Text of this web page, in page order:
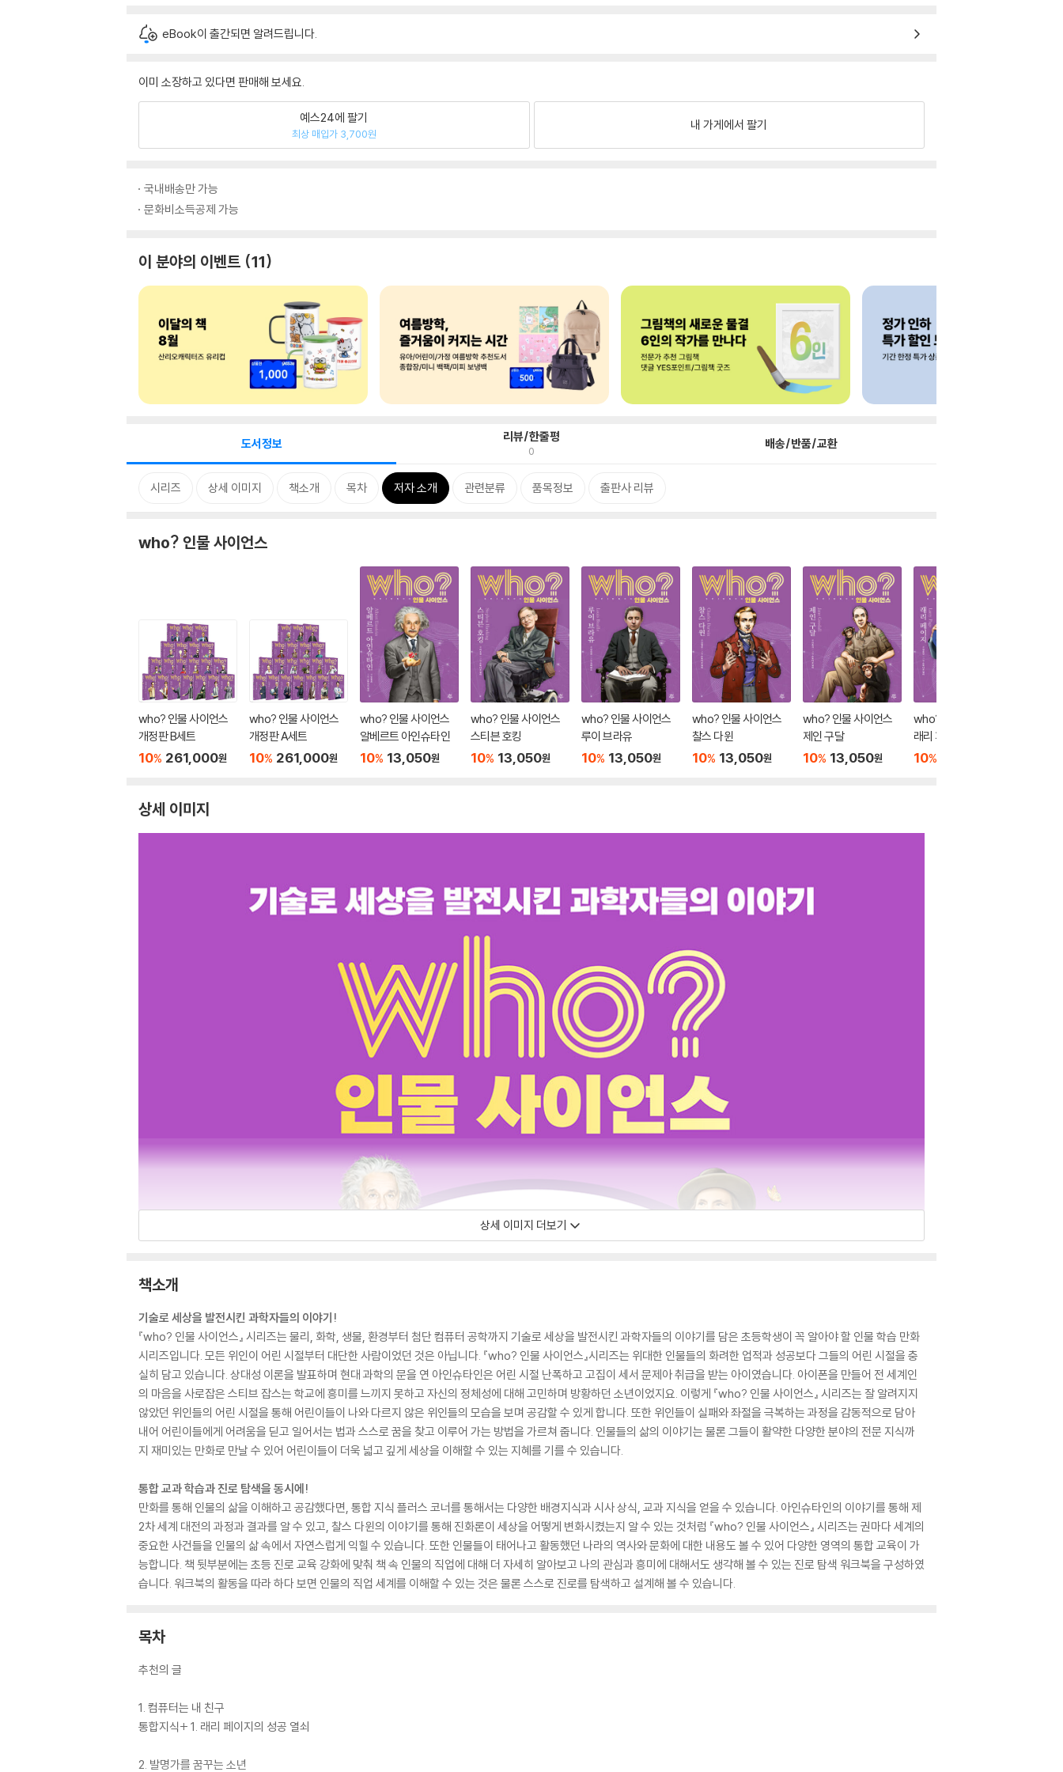
eBook이 출간되면 알려드립니다.
이미 소장하고 있다면 판매해 보세요.
예스24에 팔기
최상 매입가 3,700원
내 가게에서 팔기
국내배송만 가능
문화비소득공제 가능
이 분야의 이벤트 11
도서정보 리뷰/한줄평
0 배송/반품/교환
시리즈 상세 이미지 책소개 목차 저자 소개 관련분류 품목정보 출판사 리뷰
who? 인물 사이언스
who? 인물 사이언스
개정판 B세트
10% 261,000원
who? 인물 사이언스
개정판 A세트
10% 261,000원
who? 인물 사이언스
알베르트 아인슈타인
10% 13,050원
who? 인물 사이언스
스티븐 호킹
10% 13,050원
who? 인물 사이언스
루이 브라유
10% 13,050원
who? 인물 사이언스
찰스 다윈
10% 13,050원
who? 인물 사이언스
제인 구달
10% 13,050원
who? 인물 사이언스
래리 페이지
10%
상세 이미지
상세 이미지 더보기
책소개
기술로 세상을 발전시킨 과학자들의 이야기!
『who? 인물 사이언스』 시리즈는 물리, 화학, 생물, 환경부터 첨단 컴퓨터 공학까지 기술로 세상을 발전시킨 과학자들의 이야기를 담은 초등학생이 꼭 알아야 할 인물 학습 만화
시리즈입니다. 모든 위인이 어린 시절부터 대단한 사람이었던 것은 아닙니다. 『who? 인물 사이언스』시리즈는 위대한 인물들의 화려한 업적과 성공보다 그들의 어린 시절을 충
실히 담고 있습니다. 상대성 이론을 발표하며 현대 과학의 문을 연 아인슈타인은 어린 시절 난폭하고 고집이 세서 문제아 취급을 받는 아이였습니다. 아이폰을 만들어 전 세계인
의 마음을 사로잡은 스티브 잡스는 학교에 흥미를 느끼지 못하고 자신의 정체성에 대해 고민하며 방황하던 소년이었지요. 이렇게 『who? 인물 사이언스』 시리즈는 잘 알려지지
않았던 위인들의 어린 시절을 통해 어린이들이 나와 다르지 않은 위인들의 모습을 보며 공감할 수 있게 합니다. 또한 위인들이 실패와 좌절을 극복하는 과정을 감동적으로 담아
내어 어린이들에게 어려움을 딛고 일어서는 법과 스스로 꿈을 찾고 이루어 가는 방법을 가르쳐 줍니다. 인물들의 삶의 이야기는 물론 그들이 활약한 다양한 분야의 전문 지식까
지 재미있는 만화로 만날 수 있어 어린이들이 더욱 넓고 깊게 세상을 이해할 수 있는 지혜를 기를 수 있습니다.
통합 교과 학습과 진로 탐색을 동시에!
만화를 통해 인물의 삶을 이해하고 공감했다면, 통합 지식 플러스 코너를 통해서는 다양한 배경지식과 시사 상식, 교과 지식을 얻을 수 있습니다. 아인슈타인의 이야기를 통해 제
2차 세계 대전의 과정과 결과를 알 수 있고, 찰스 다윈의 이야기를 통해 진화론이 세상을 어떻게 변화시켰는지 알 수 있는 것처럼 『who? 인물 사이언스』 시리즈는 권마다 세계의
중요한 사건들을 인물의 삶 속에서 자연스럽게 익힐 수 있습니다. 또한 인물들이 태어나고 활동했던 나라의 역사와 문화에 대한 내용도 볼 수 있어 다양한 영역의 통합 교육이 가
능합니다. 책 뒷부분에는 초등 진로 교육 강화에 맞춰 책 속 인물의 직업에 대해 더 자세히 알아보고 나의 관심과 흥미에 대해서도 생각해 볼 수 있는 진로 탐색 워크북을 구성하였
습니다. 워크북의 활동을 따라 하다 보면 인물의 직업 세계를 이해할 수 있는 것은 물론 스스로 진로를 탐색하고 설계해 볼 수 있습니다.
목차
추천의 글
1. 컴퓨터는 내 친구
통합지식+ 1. 래리 페이지의 성공 열쇠
2. 발명가를 꿈꾸는 소년